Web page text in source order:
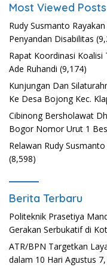
Most Viewed Posts
Rudy Susmanto
Penyandan Disabilitas
Rapat Koordinasi
Ade Ruhandi (9,174)
Kunjungan Dan
Ke Desa Bojong Kec.
Cibinong Bersholawat
Bogor Nomor Urut 1
Relawan Rudy
(8,598)
Berita Terbaru
Politeknik Prasetiya
Gerakan Serbukatif di
ATR/BPN Targetkan
dalam 10 Hari Agustus